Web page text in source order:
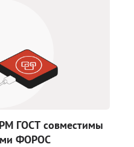
ГОСТ совместимы
ФОРОС